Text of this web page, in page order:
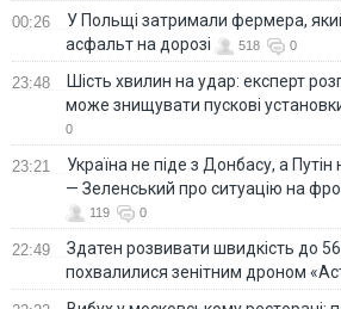
00:26
У Польщі затримали фермера,
асфальт на дорозі
518 0
23:48
Шість хвилин на удар: експерт
може знищувати пускові
0
23:21
Україна не піде з Донбасу, а
— Зеленський про ситуацію на
119 0
22:49
Здатен розвивати швидкість до
похвалилися зенітним дроном